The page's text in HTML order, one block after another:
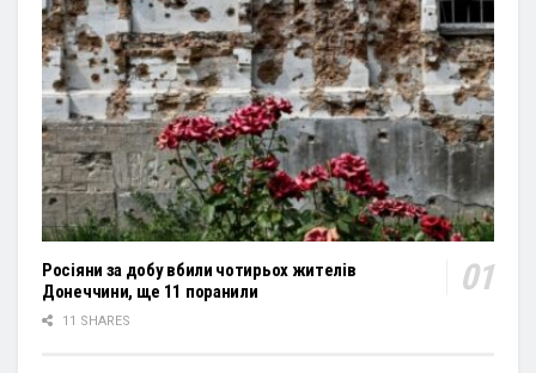
Росіяни за добу вбили чотирьох жителів
Донеччини, ще 11 поранили
11 SHARES